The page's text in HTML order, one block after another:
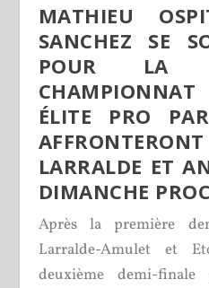
MATHIEU
SANCHEZ SE
POUR LA
ÉLITE PRO
LARRALDE ET
DIMANCHE
Après la première
Larralde-Amulet et
deuxième demi-